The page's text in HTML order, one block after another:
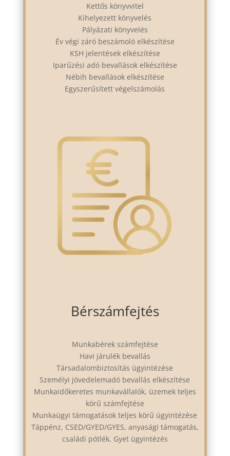
Kettős könyvvitel
Kihelyezett könyvelés
Pályázati könyvelés
Év végi záró beszámoló elkészítése
KSH jelentések elkészítése
Iparűzési adó bevallások elkészítése
Nébih bevallások elkészítése
Egyszerűsített végelszámolás
Bérszámfejtés
Munkabérek számfejtése
Havi járulék bevallás
Társadalombiztosítás ügyintézése
Személyi jövedelemadó bevallás elkészítése
Munkaidőkeretes munkavállalók, üzemek teljes
körű számfejtése
Munkaügyi támogatások teljes körű ügyintézése
Táppénz, CSED/GYED/GYES, anyasági támogatás,
családi pótlék, Gyet ügyintézés